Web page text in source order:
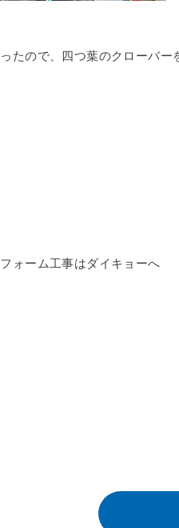
たので、四つ葉のクローバー
ォーム工事はダイキョーへ